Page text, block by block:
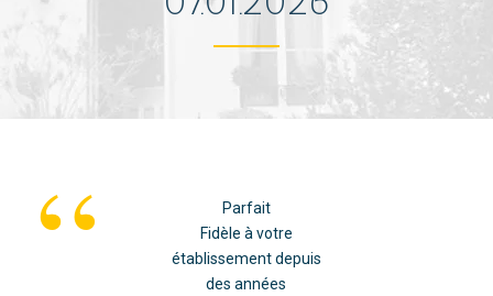
“
Parfait
Fidèle à votre
établissement depuis
des années